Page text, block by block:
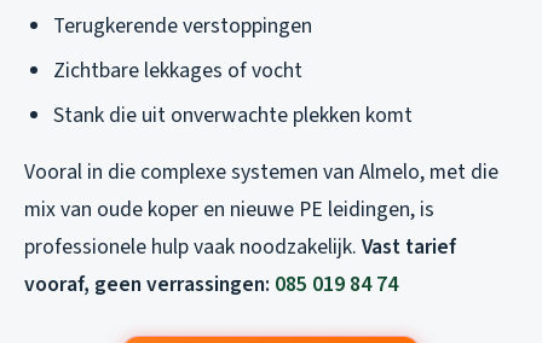
Terugkerende verstoppingen
Zichtbare lekkages of vocht
Stank die uit onverwachte plekken komt
Vooral in die complexe systemen van Almelo, met die
mix van oude koper en nieuwe PE leidingen, is
professionele hulp vaak noodzakelijk. Vast tarief
vooraf, geen verrassingen: 085 019 84 74